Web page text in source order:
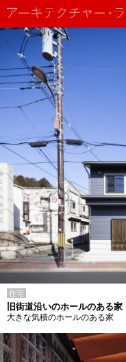
住宅
旧街道沿いのホールのある家
大きな気積のホールのある家